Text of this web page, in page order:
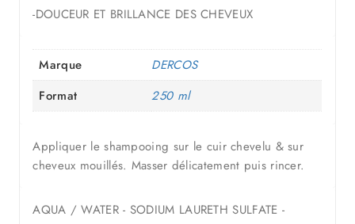
-DOUCEUR ET BRILLANCE DES CHEVEUX
Marque
DERCOS
Format
250 ml
Appliquer le shampooing sur le cuir chevelu & sur
cheveux mouillés. Masser délicatement puis rincer.
AQUA / WATER - SODIUM LAURETH SULFATE -